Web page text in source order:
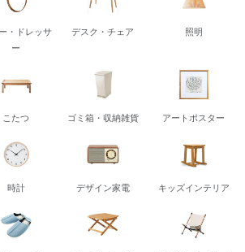
・ドレッサ
ー
デスク・チェア 照明
こたつ ゴミ箱・収納雑貨 アートポスター
時計 デザイン家電 キッズインテリア